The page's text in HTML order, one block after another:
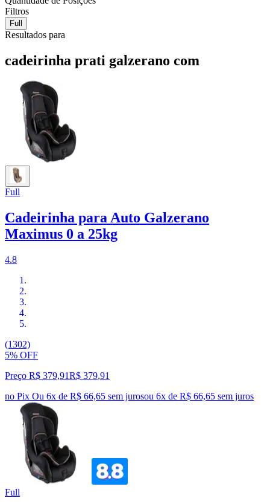
Filtros
Full
Resultados para
cadeirinha prati galzerano com
Full
Cadeirinha para Auto Galzerano
Maximus 0 a 25kg
4.8
(1302)
5% OFF
Preço R$ 379,91R$ 379,91
no Pix Ou 6x de R$ 66,65 sem jurosou 6x de R$ 66,65 sem juros
Full